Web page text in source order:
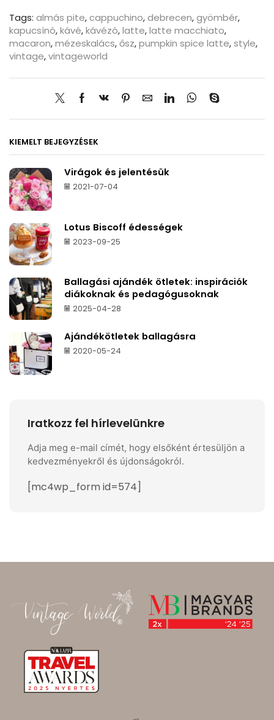
Tags: almás pite,cappuchino,debrecen,gyömbér,
kapucsínó,kávé,kávézó,latte,latte macchiato,
macaron,mézeskalács,ősz,pumpkin spice latte,style,
vintage,vintageworld
KIEMELT BEJEGYZÉSEK
Virágok és jelentésük
2021-07-04
Lotus Biscoff édességek
2023-09-25
Ballagási ajándék ötletek: inspirációk
diákoknak és pedagógusoknak
2025-04-28
Ajándékötletek ballagásra
2020-05-24
Iratkozz fel hírlevelünkre
Adja meg e-mail címét, hogy elsőként értesüljön a
kedvezményekről és újdonságokról.
[mc4wp_form id=574]